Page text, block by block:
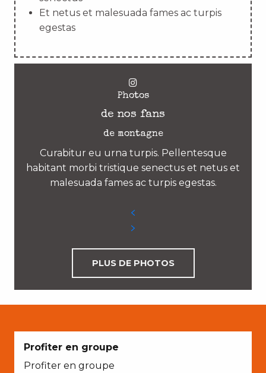
Et netus et malesuada fames ac turpis
egestas
Photos
de nos fans
de montagne
Curabitur eu urna turpis. Pellentesque
habitant morbi tristique senectus et netus et
malesuada fames ac turpis egestas.
PLUS DE PHOTOS
Profiter en groupe
Profiter en groupe